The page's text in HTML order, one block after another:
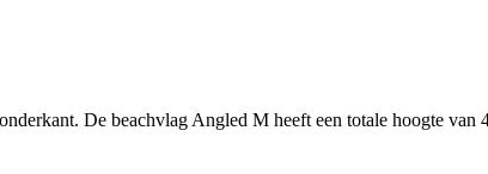
De beachvlag Angled M heeft een totale hoogte van